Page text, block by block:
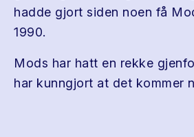
hadde gjort siden noen få
1990.
Mods har hatt en rekke
har kunngjort at det kommer